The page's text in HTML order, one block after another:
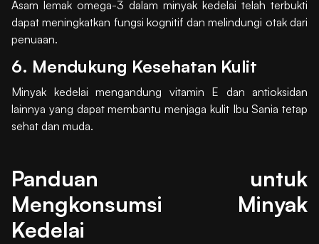
Asam lemak omega-3 dalam minyak kedelai telah terbukti
dapat meningkatkan fungsi kognitif dan melindungi otak dari
penuaan.
6. Mendukung Kesehatan Kulit
Minyak kedelai mengandung vitamin E dan antioksidan
lainnya yang dapat membantu menjaga kulit Ibu Sania tetap
sehat dan muda.
Panduan untuk
Mengkonsumsi Minyak
Kedelai